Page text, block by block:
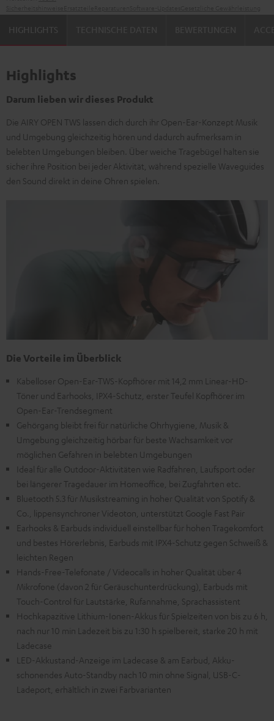
HIGHLIGHTS
Highlights
Darum lieben wir dieses Produkt
Die AIRY OPEN TWS lassen dich durch ihr Open-Ear-Konzept Musik
und Umgebung gleichzeitig hören und dadurch aufmerksam in
belebten Umgebungen bleiben. Über weiche Tragebügel halten sie
sicher ihre Position bei jeder Aktivität, während spezielle Waveguides
den Sound direkt in deine Ohren spielen.
Die Vorteile im Überblick
Kabelloser Open-Ear-TWS-Kopfhörer mit 14,2 mm Linear-HD-
Töner und Earhooks, IPX4-Schutz, erster Teufel Kopfhörer im
Open-Ear-Trendsegment
Gehörgang bleibt frei für natürliche Ohrhygiene, Musik &
Umgebung gleichzeitig hörbar für beste Wachsamkeit vor
möglichen Gefahren in belebten Umgebungen
Ideal für alle Outdoor-Aktivitäten wie Radfahren, Laufsport oder
bei längerer Tragedauer im Homeoffice, bei Zugfahrten etc.
Bluetooth 5.3 für Musikstreaming in hoher Qualität von Spotify &
Co., lippensynchroner Videoton, unterstützt Google Fast Pair
Earhooks & Earbuds individuell einstellbar für hohen Tragekomfort
und bestes Hörerlebnis, Earbuds mit IPX4-Schutz gegen Schweiß &
leichten Regen
Hands-Free-Telefonate / Videocalls in hoher Qualität über 4
Mikrofone (davon 2 für Geräuschunterdrückung), Earbuds mit
Touch-Control für Lautstärke, Rufannahme, Sprachassistent
Hochkapazitive Lithium-Ionen-Akkus für Spielzeiten von bis zu 6 h,
nach nur 10 min Ladezeit bis zu 1:30 h spielbereit, starke 20 h mit
Ladecase
LED-Akkustand-Anzeige im Ladecase & am Earbud, Akku-
schonendes Auto-Standby nach 10 min ohne Signal, USB-C-
Ladeport, erhältlich in zwei Farbvarianten